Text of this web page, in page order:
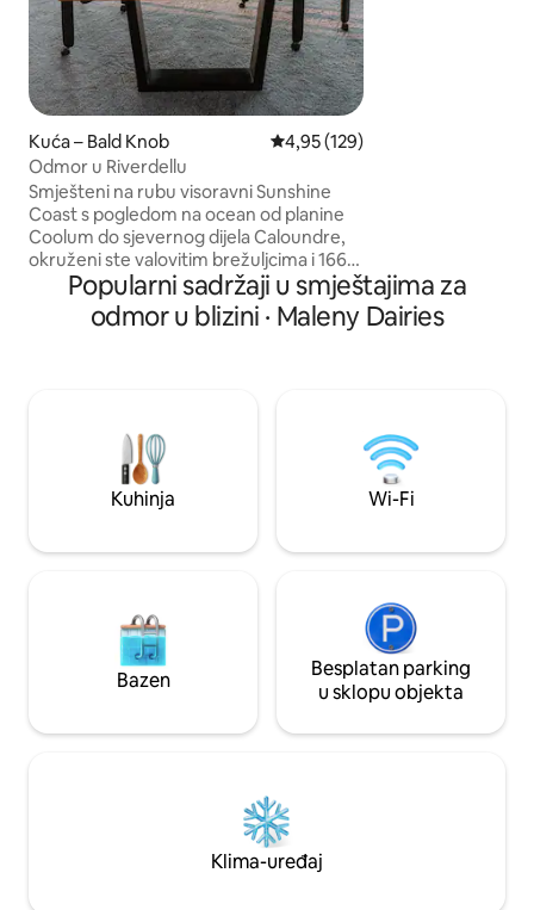
Kuća – Bald Knob Prosječna ocjena: 4,95/5,
4,95 (129)
Odmor u Riverdellu
Smješteni na rubu visoravni Sunshine
Coast s pogledom na ocean od planine
Coolum do sjevernog dijela Caloundre,
okruženi ste valovitim brežuljcima i 166
jutara bujnih zelenih pašnjaka na kojima
se uzgaja goveda pasmine fullblood
wagyu. Uživajte u prostranom smještaju
nadmorskoj visini. U cijenu noćenja
uključene su 2 odrasle osobe (mogu
spavati 4 osobe) i drva za ogrjev za svako
noćenje. Naknada za kućne ljubimce
higijensko čišćenje.
Popularni sadržaji u smještajima za
odmor u blizini · Maleny Dairies
Kuhinja Wi-Fi
Bazen
Besplatan parking
u sklopu objekta
Klima-uređaj